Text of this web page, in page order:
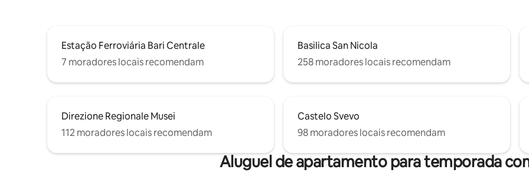
Estação Ferroviária Bari Centrale
7 moradores locais recomendam
Basilica San Nicola
258 moradores locais recomendam
Direzione Regionale Musei
112 moradores locais recomendam
Castelo Svevo
98 moradores locais recomendam
Aluguel de apartamento para temporada